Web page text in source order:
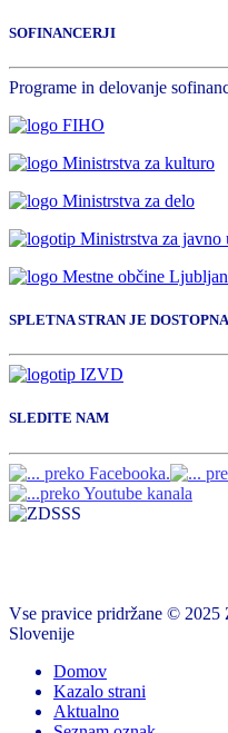
SOFINANCERJI
Programe in delovanje
SPLETNA STRAN JE
SLEDITE NAM
Vse pravice pridržane © 2025
Slovenije
Domov
Kazalo strani
Aktualno